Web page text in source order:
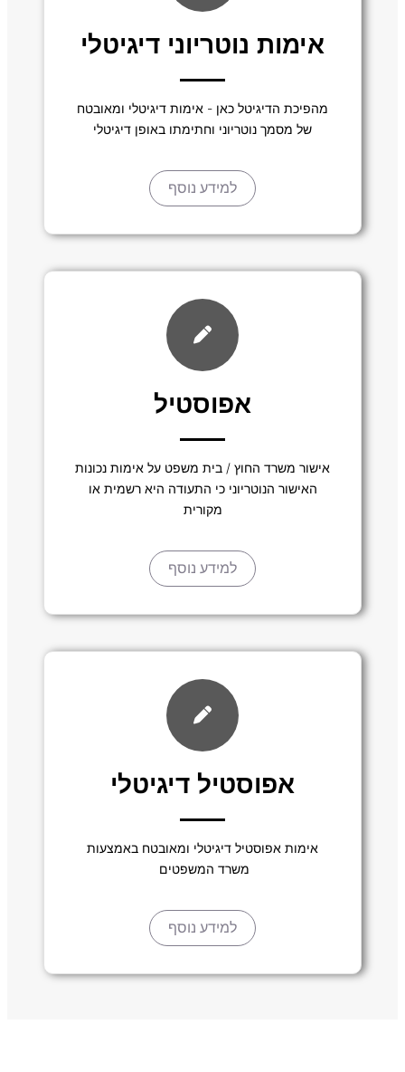
אימות נוטריוני דיגיטלי
מהפיכת הדיגיטל כאן - אימות דיגיטלי ומאובטח
של מסמך נוטריוני וחתימתו באופן דיגיטלי
למידע נוסף
אפוסטיל
אישור משרד החוץ / בית משפט על אימות נכונות
האישור הנוטריוני כי התעודה היא רשמית או
מקורית
למידע נוסף
אפוסטיל דיגיטלי
אימות אפוסטיל דיגיטלי ומאובטח באמצעות
משרד המשפטים
למידע נוסף